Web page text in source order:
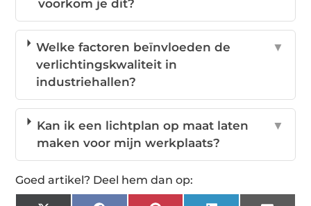
voorkom je dit?
Welke factoren beïnvloeden de
verlichtingskwaliteit in
industriehallen?
▼
Kan ik een lichtplan op maat laten
maken voor mijn werkplaats?
▼
Goed artikel? Deel hem dan op: